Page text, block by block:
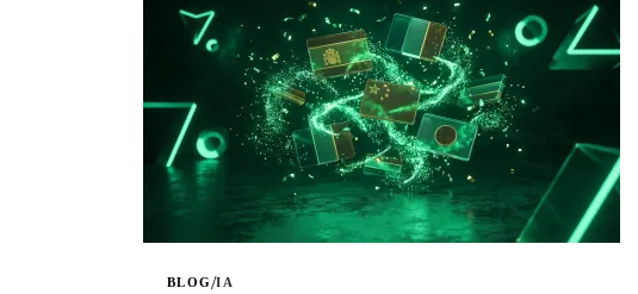
BLOG/IA